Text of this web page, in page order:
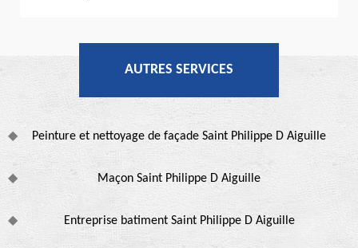
AUTRES SERVICES
Peinture et nettoyage de façade Saint Philippe D Aiguille
Maçon Saint Philippe D Aiguille
Entreprise batiment Saint Philippe D Aiguille